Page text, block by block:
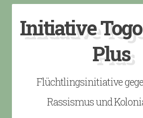
content
Initiative
Plus
Flüchtlingsinitiative
Rassismus und